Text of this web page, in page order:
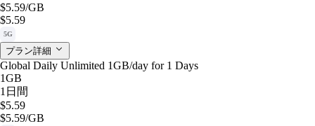
$5.59/GB
$5.59
5G
プラン詳細
Global Daily Unlimited 1GB/day for 1 Days
1GB
1日間
$5.59
$5.59/GB